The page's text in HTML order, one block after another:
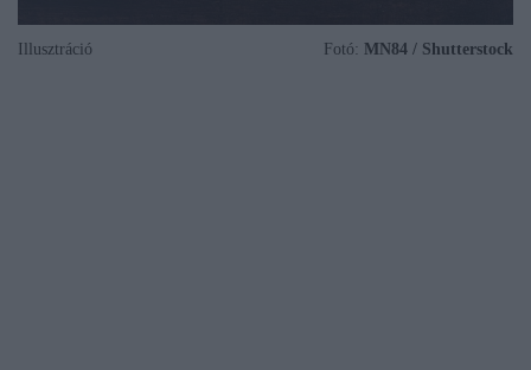
Illusztráció Fotó: MN84 / Shutterstock